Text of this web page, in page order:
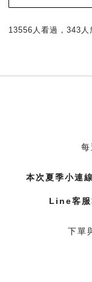
13556人看過，343人
本次夏季小連
Line客服
下單